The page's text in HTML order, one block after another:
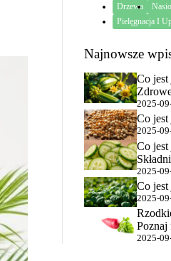
Drzewa
Pielęgnacja I
Najnowsze
Co
2025-
Co jest
2025-
Co
2025-
Co jest
2025-
Poznaj
2025-